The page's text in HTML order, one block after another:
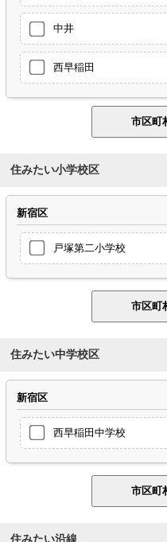
中井
西早稲田
住みたい小学校区
新宿区
戸塚第二小学校
住みたい中学校区
新宿区
西早稲田中学校
住みたい沿線